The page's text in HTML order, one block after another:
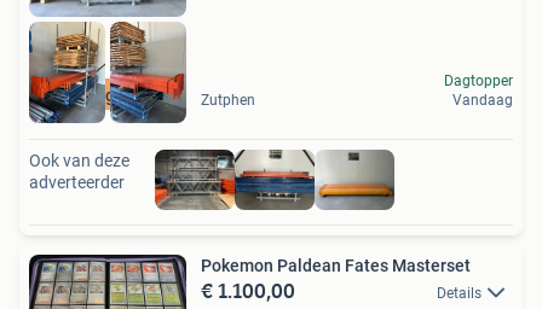
Scherp geprijsd Zutphen
Dagtopper
Vandaag
Ook van deze
adverteerder
Pokemon Paldean Fates Masterset
€ 1.100,00 Details